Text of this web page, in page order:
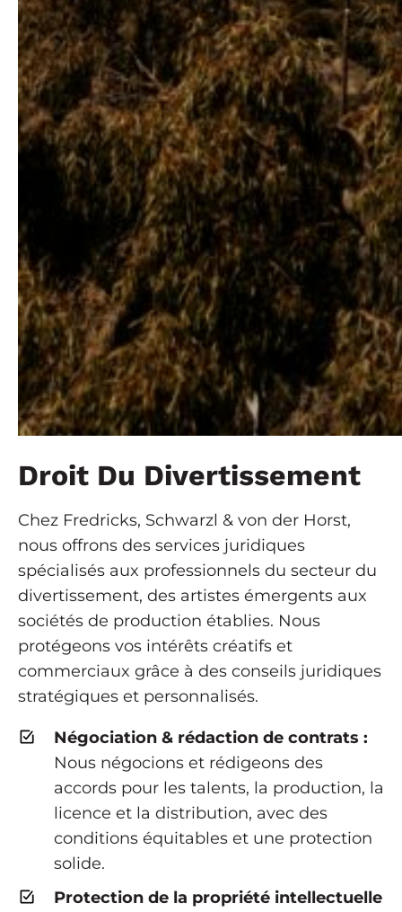
Droit Du Divertissement
Chez Fredricks, Schwarzl & von der Horst,
nous offrons des services juridiques
spécialisés aux professionnels du secteur du
divertissement, des artistes émergents aux
sociétés de production établies. Nous
protégeons vos intérêts créatifs et
commerciaux grâce à des conseils juridiques
stratégiques et personnalisés.
Négociation & rédaction de contrats :
Nous négocions et rédigeons des
accords pour les talents, la production, la
licence et la distribution, avec des
conditions équitables et une protection
solide.
Protection de la propriété intellectuelle